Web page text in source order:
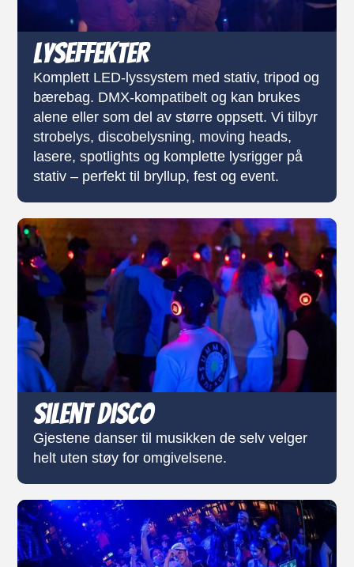
Lyseffekter
Komplett LED-lyssystem med stativ, tripod og
bærebag. DMX-kompatibelt og kan brukes
alene eller som del av større oppsett. Vi tilbyr
strobelys, discobelysning, moving heads,
lasere, spotlights og komplette lysrigger på
stativ – perfekt til bryllup, fest og event.
Silent Disco
Gjestene danser til musikken de selv velger
helt uten støy for omgivelsene.